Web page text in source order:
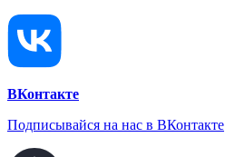
ВКонтакте
Подписывайся на нас в ВКонтакте